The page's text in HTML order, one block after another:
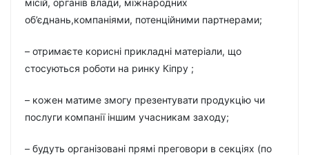
місій, органів влади, міжнародних
об’єднань,компаніями, потенційними партнерами;
– отримаєте корисні прикладні матеріали, що
стосуються роботи на ринку Кіпру ;
– кожен матиме змогу презентувати продукцію чи
послуги компанії іншим учасникам заходу;
– будуть організовані прямі преговори в секціях (по